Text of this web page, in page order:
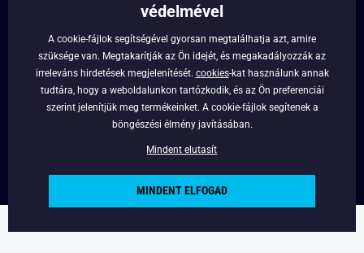
info@legyferfi.hu
FONTOS INFORMÁCIÓK
RÓLUNK
védelmével
A cookie-fájlok segítségével gyorsan megtalálhatja azt, amire
szüksége van. Megtakarítják az Ön idejét, és megakadályozzák az
irreleváns hirdetések megjelenítését. cookies-kat használunk annak
tudtára, hogy a weboldalunkon tartózkodik, és az Ön preferenciái
szerint jelenítjük meg termékeinket. A cookie-fájlok segítenek a
böngészési élmény javításában.
Mindent elutasít
MINDENT ELFOGAD